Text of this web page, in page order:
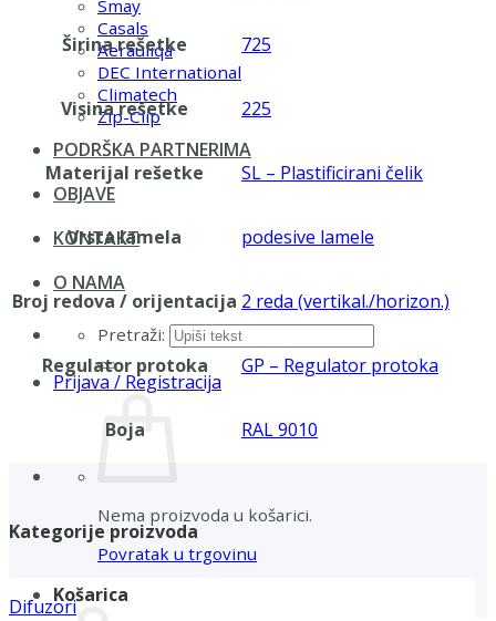
Smay
Casals
Aerauliqa
DEC International
Climatech
Zip-Clip
PODRŠKA PARTNERIMA
OBJAVE
KONTAKT
O NAMA
Pretraži:
Prijava / Registracija
Nema proizvoda u košarici.
Povratak u trgovinu
Košarica
Širina rešetke 725
Visina rešetke 225
Materijal rešetke SL – Plastificirani čelik
Vrsta lamela podesive lamele
Broj redova / orijentacija 2 reda (vertikal./horizon.)
Regulator protoka GP – Regulator protoka
Boja RAL 9010
Kategorije proizvoda
Difuzori